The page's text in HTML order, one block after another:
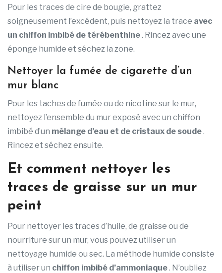
Pour les traces de cire de bougie, grattez
soigneusement l’excédent, puis nettoyez la trace avec
un chiffon imbibé de térébenthine. Rincez avec une
éponge humide et séchez la zone.
Nettoyer la fumée de cigarette d’un
mur blanc
Pour les taches de fumée ou de nicotine sur le mur,
nettoyez l’ensemble du mur exposé avec un chiffon
imbibé d’un mélange d’eau et de cristaux de soude.
Rincez et séchez ensuite.
Et comment nettoyer les
traces de graisse sur un mur
peint
Pour nettoyer les traces d’huile, de graisse ou de
nourriture sur un mur, vous pouvez utiliser un
nettoyage humide ou sec. La méthode humide consiste
à utiliser un chiffon imbibé d’ammoniaque. N’oubliez